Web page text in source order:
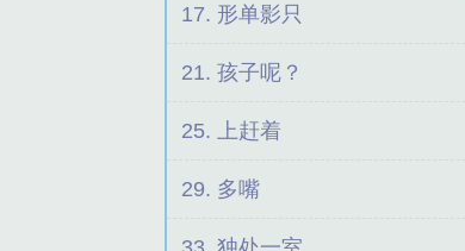
17. 形单影只
21. 孩子呢？
25. 上赶着
29. 多嘴